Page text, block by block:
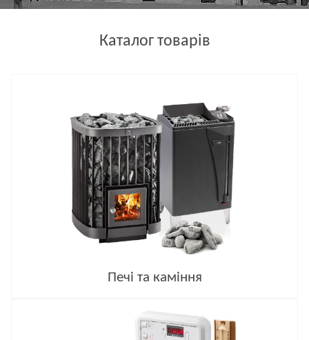
Каталог товарів
Печі та каміння